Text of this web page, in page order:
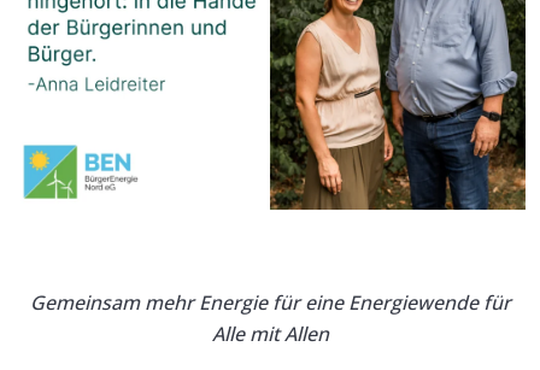
Gemeinsam mehr Energie für eine Energiewende für
Alle mit Allen